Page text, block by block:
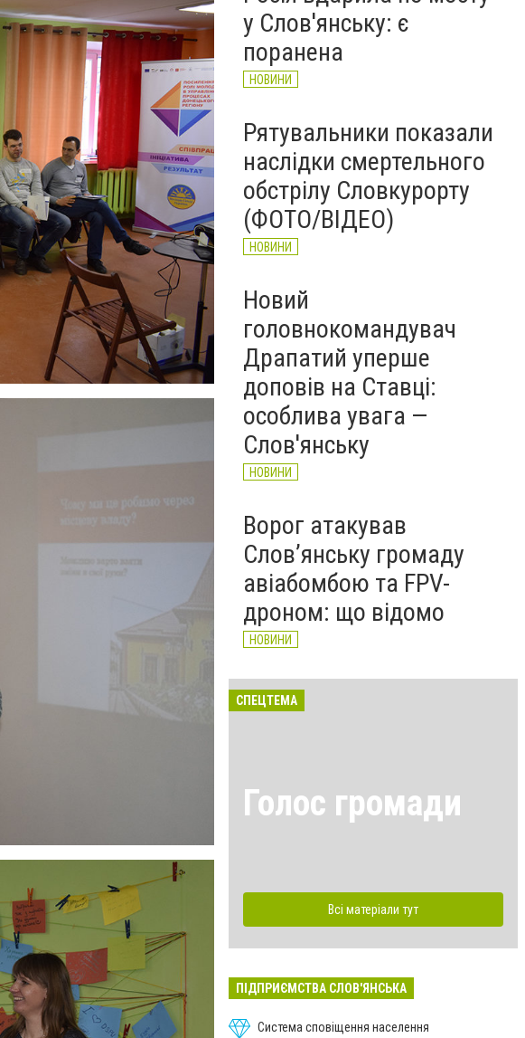
Юкова
у Слов'янську: є
поранена
НОВИНИ
Рятувальники показали
наслідки смертельного
обстрілу Словкурорту
(ФОТО/ВІДЕО)
НОВИНИ
Новий
головнокомандувач
Драпатий уперше
доповів на Ставці:
особлива увага —
Слов'янську
НОВИНИ
Ворог атакував
Слов’янську громаду
авіабомбою та FPV-
дроном: що відомо
НОВИНИ
СПЕЦТЕМА
Голос громади
Всі матеріали тут
ПІДПРИЄМСТВА СЛОВ'ЯНСЬКА
Система сповіщення населення